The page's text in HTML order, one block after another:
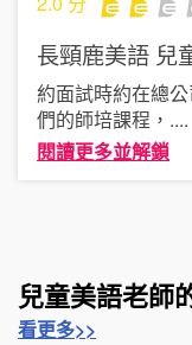
長頸鹿美語 兒
約面試時約在總
們的師培課程， ....
閱讀更多並解鎖
兒童美語老師
看更多>>